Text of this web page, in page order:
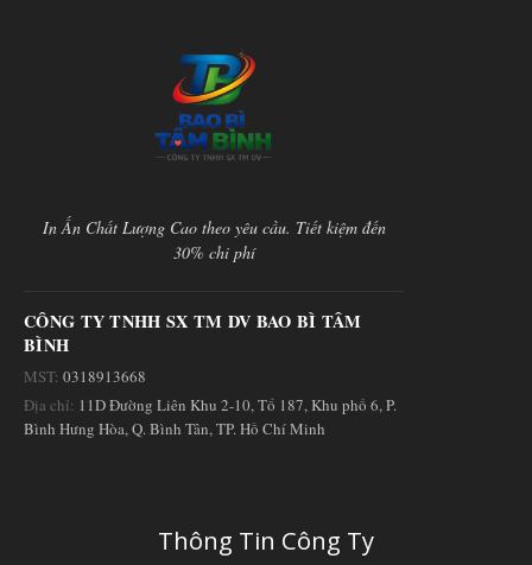
In Ấn Chất Lượng Cao theo yêu cầu. Tiết kiệm đến
30% chi phí
CÔNG TY TNHH SX TM DV BAO BÌ TÂM
BÌNH
MST: 0318913668
Địa chỉ: 11D Đường Liên Khu 2-10, Tổ 187, Khu phố 6, P.
Bình Hưng Hòa, Q. Bình Tân, TP. Hồ Chí Minh
Thông Tin Công Ty